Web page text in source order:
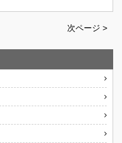
次ページ >